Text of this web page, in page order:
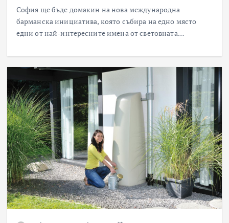
София ще бъде домакин на нова международна
барманска инициатива, която събира на едно място
едни от най-интересните имена от световната…